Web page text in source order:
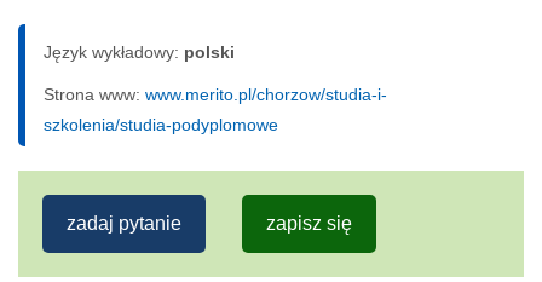
Język wykładowy: polski
Strona www: www.merito.pl/chorzow/studia-i-
szkolenia/studia-podyplomowe
zadaj pytanie zapisz się